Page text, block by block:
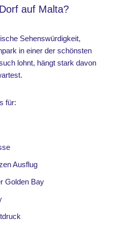
auf Malta?
Sehenswürdigkeit,
in einer der schönsten
lohnt, hängt stark davon
für:
Ausflug
Golden Bay